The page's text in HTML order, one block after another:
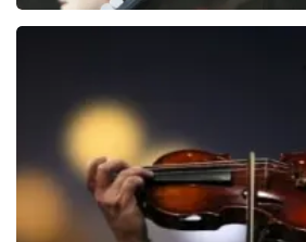
BESTEL NU